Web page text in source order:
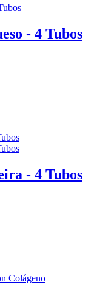
- 4 Tubos
- 4 Tubos